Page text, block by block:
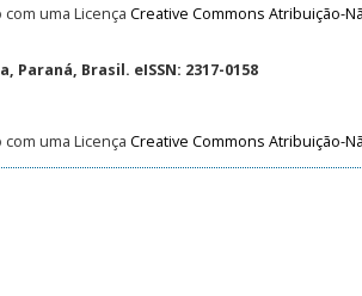
uma Licença Creative Commons Atribuição-
Paraná, Brasil. eISSN: 2317-0158
uma Licença Creative Commons Atribuição-